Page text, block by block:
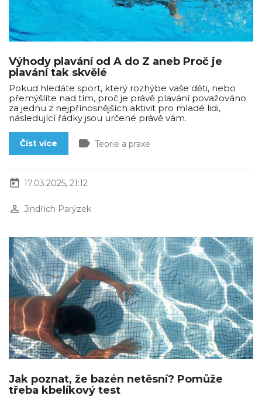
Výhody plavání od A do Z aneb Proč je
plavání tak skvělé
Pokud hledáte sport, který rozhýbe vaše děti, nebo
přemýšlíte nad tím, proč je právě plavání považováno
za jednu z nejpřínosnějších aktivit pro mladé lidi,
následující řádky jsou určené právě vám.
Číst více label Teorie a praxe
today 17.03.2025, 21:12
perm_identity Jindřich Parýzek
Jak poznat, že bazén netěsní? Pomůže
třeba kbelíkový test